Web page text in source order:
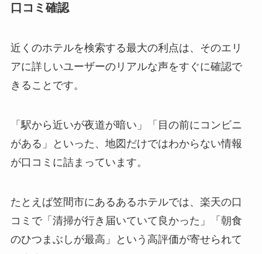
口コミ確認
近くのホテルを検索する最大の利点は、そのエリ
アに詳しいユーザーのリアルな声をすぐに確認で
きることです。
「駅から近いが夜道が暗い」「目の前にコンビニ
がある」といった、地図だけではわからない情報
が口コミに詰まっています。
たとえば笠間市にあるあるホテルでは、楽天の口
コミで「清掃が行き届いていて良かった」「朝食
のひつまぶしが最高」という高評価が寄せられて